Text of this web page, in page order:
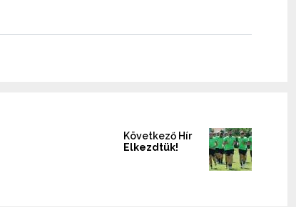
Következő Hír
Elkezdtük!